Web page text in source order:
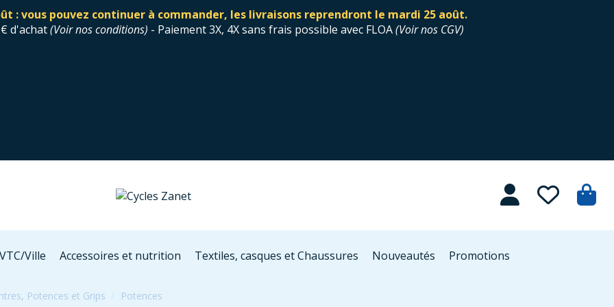
: vous pouvez continuer à commander, les livraisons reprendront le mardi 25 août.
d'achat(Voir nos conditions) - Paiement 3X, 4X sans frais possible avec FLOA(Voir nos CGV)
Ville Accessoires et nutrition Textiles, casques et Chaussures Nouveautés Promotions
Potences et Grips Potences